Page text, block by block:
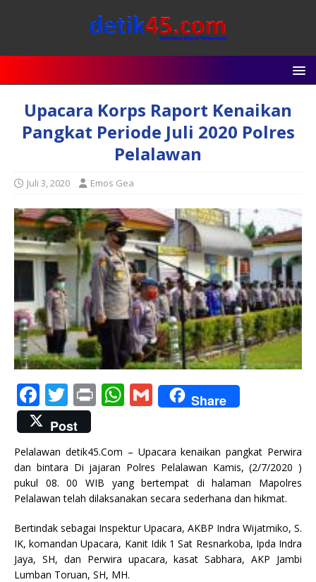
Upacara Korps Raport Kenaikan
Pangkat Periode Juli 2020 Polres
Pelalawan
Juli 3, 2020 Emos Gea
F
a
c
e
b
o
o
k
T
w
it
te
r
P
t
W
s
A
p
p
G
m
l
Share
Post
Pelalawan detik45.Com – Upacara kenaikan pangkat Perwira
dan bintara Di jajaran Polres Pelalawan Kamis, (2/7/2020 )
pukul 08. 00 WIB yang bertempat di halaman Mapolres
Pelalawan telah dilaksanakan secara sederhana dan hikmat.
Bertindak sebagai Inspektur Upacara, AKBP Indra Wijatmiko, S.
IK, komandan Upacara, Kanit Idik 1 Sat Resnarkoba, Ipda Indra
Jaya, SH, dan Perwira upacara, kasat Sabhara, AKP Jambi
Lumban Toruan, SH, MH.